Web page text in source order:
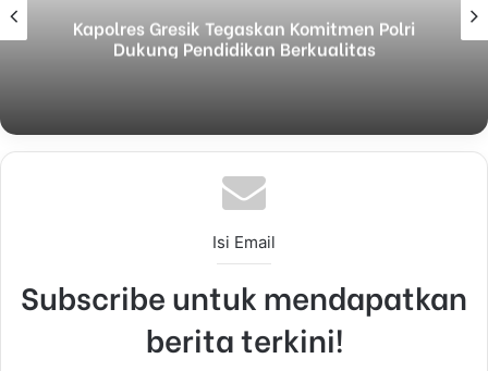
Kapolres Gresik Tegaskan Komitmen Polri
Dukung Pendidikan Berkualitas
Isi Email
Subscribe untuk mendapatkan
berita terkini!